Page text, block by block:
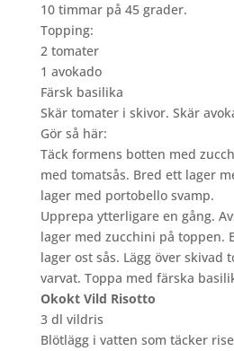
10 timmar på 45 grader.
Topping:
2 tomater
1 avokado
Färsk basilika
Skär tomater i skivor. Skär
Gör så här:
Täck formens botten med
med tomatsås. Bred ett lager
lager med portobello svamp.
Upprepa ytterligare en gång.
lager med zucchini på toppen.
lager ost sås. Lägg över skivad
varvat. Toppa med färska
Okokt Vild Risotto
3 dl vildris
Blötlägg i vatten som täcker